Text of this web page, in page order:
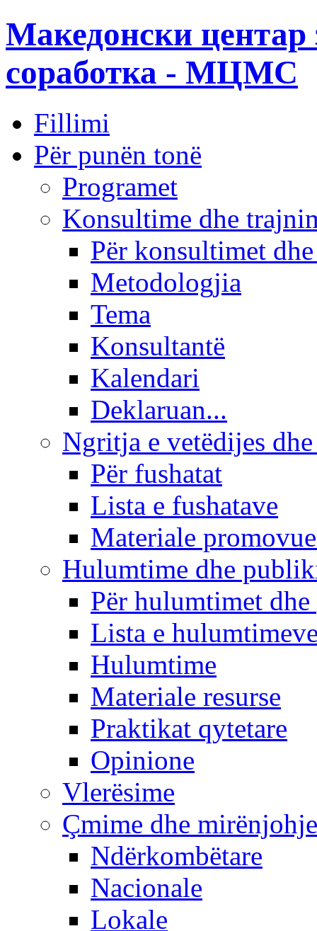
Македонски центар
соработка - МЦМС
Fillimi
Për punën tonë
Programet
Konsultime dhe
Për konsultimet
Metodologjia
Tema
Konsultantë
Kalendari
Deklaruan...
Ngritja e vetëdijes
Për fushatat
Lista e fushatave
Materiale
Hulumtime dhe
Për hulumtimet
Lista e
Hulumtime
Materiale resurse
Praktikat qytetare
Opinione
Vlerësime
Çmime dhe mirënjohje
Ndërkombëtare
Nacionale
Lokale